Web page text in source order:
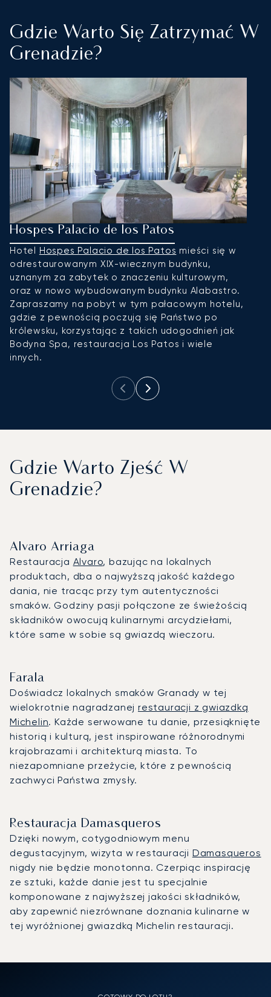
Gdzie Warto Się Zatrzymać W
Grenadzie?
Hospes Palacio de los Patos
Hotel Hospes Palacio de los Patos mieści się w
odrestaurowanym XIX-wiecznym budynku,
uznanym za zabytek o znaczeniu kulturowym,
oraz w nowo wybudowanym budynku Alabastro.
Zapraszamy na pobyt w tym pałacowym hotelu,
gdzie z pewnością poczują się Państwo po
królewsku, korzystając z takich udogodnień jak
Bodyna Spa, restauracja Los Patos i wiele
innych.
Gdzie Warto Zjeść W
Grenadzie?
Alvaro Arriaga
Restauracja Alvaro, bazując na lokalnych
produktach, dba o najwyższą jakość każdego
dania, nie tracąc przy tym autentyczności
smaków. Godziny pasji połączone ze świeżością
składników owocują kulinarnymi arcydziełami,
które same w sobie są gwiazdą wieczoru.
Farala
Doświadcz lokalnych smaków Granady w tej
wielokrotnie nagradzanejrestauracji z gwiazdką
Michelin. Każde serwowane tu danie, przesiąknięte
historią i kulturą, jest inspirowane różnorodnymi
krajobrazami i architekturą miasta. To
niezapomniane przeżycie, które z pewnością
zachwyci Państwa zmysły.
Restauracja Damasqueros
Dzięki nowym, cotygodniowym menu
degustacyjnym, wizyta w restauracji Damasqueros
nigdy nie będzie monotonna. Czerpiąc inspirację
ze sztuki, każde danie jest tu specjalnie
komponowane z najwyższej jakości składników,
aby zapewnić niezrównane doznania kulinarne w
tej wyróżnionej gwiazdką Michelin restauracji.